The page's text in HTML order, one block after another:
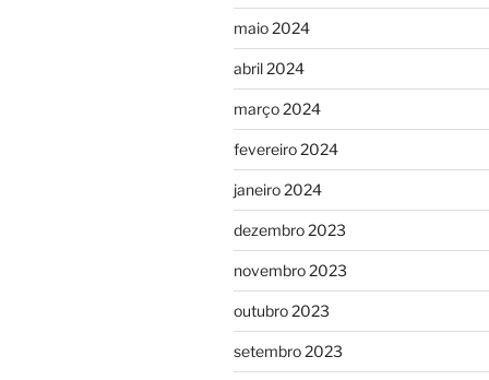
maio 2024
abril 2024
março 2024
fevereiro 2024
janeiro 2024
dezembro 2023
novembro 2023
outubro 2023
setembro 2023